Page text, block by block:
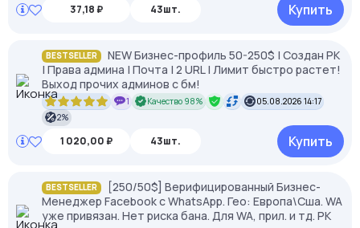
37,18 ₽ 43шт. Купить
BESTSELLER
NEW Бизнес-профиль 50-250$ | Создан РК
| Права админа | Почта | 2 URL | Лимит быстро растет!
Выход прочих админов с бм!
1 Качество 98%
05.08.2026 14:17
2%
1 020,00 ₽ 43шт. Купить
BESTSELLER
[250/50$] Верифицированный Бизнес-
Менеджер Facebook с WhatsApp. Гео: Европа\Сша. WA
уже привязан. Нет риска бана. Для WA, прил. и тд. РК